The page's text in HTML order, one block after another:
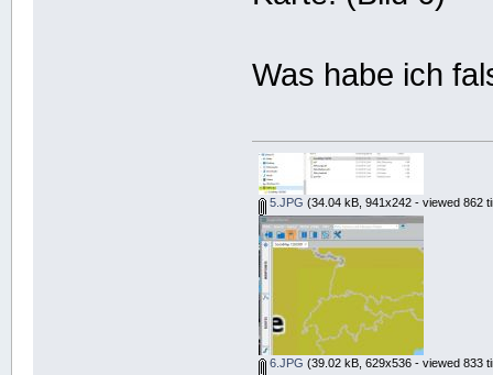
Was habe ich
5.JPG (34.04 kB, 941x242 - viewed 862
6.JPG (39.02 kB, 629x536 - viewed 833